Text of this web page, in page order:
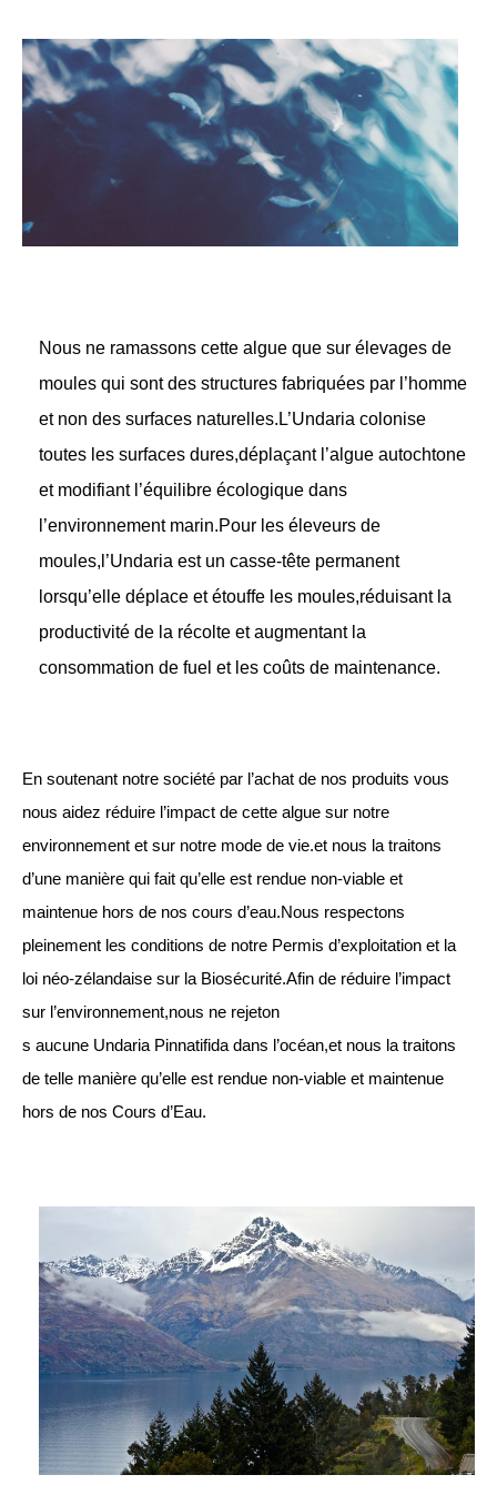
Nous ne ramassons cette algue que sur élevages de
moules qui sont des structures fabriquées par l’homme
et non des surfaces naturelles.L’Undaria colonise
toutes les surfaces dures,déplaçant l’algue autochtone
et modifiant l’équilibre écologique dans
l’environnement marin.Pour les éleveurs de
moules,l’Undaria est un casse-tête permanent
lorsqu’elle déplace et étouffe les moules,réduisant la
productivité de la récolte et augmentant la
consommation de fuel et les coûts de maintenance.
En soutenant notre société par l’achat de nos produits vous
nous aidez réduire l’impact de cette algue sur notre
environnement et sur notre mode de vie.et nous la traitons
d’une manière qui fait qu’elle est rendue non-viable et
maintenue hors de nos cours d’eau.Nous respectons
pleinement les conditions de notre Permis d’exploitation et la
loi néo-zélandaise sur la Biosécurité.Afin de réduire l’impact
sur l’environnement,nous ne rejeton
s aucune Undaria Pinnatifida dans l’océan,et nous la traitons
de telle manière qu’elle est rendue non-viable et maintenue
hors de nos Cours d’Eau.